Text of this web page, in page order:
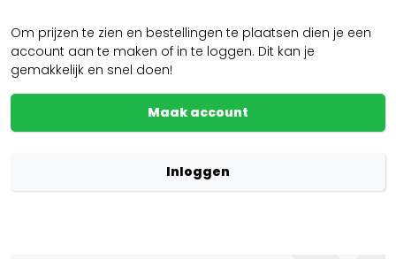
Om prijzen te zien en bestellingen te plaatsen dien je een
account aan te maken of in te loggen. Dit kan je
gemakkelijk en snel doen!
Maak account
Inloggen